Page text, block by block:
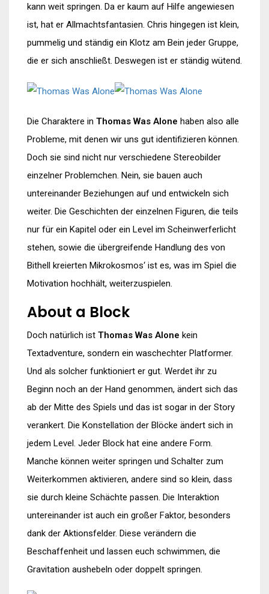
kann weit springen. Da er kaum auf Hilfe angewiesen
ist, hat er Allmachtsfantasien. Chris hingegen ist klein,
pummelig und ständig ein Klotz am Bein jeder Gruppe,
die er sich anschließt. Deswegen ist er ständig wütend.
Die Charaktere in Thomas Was Alone haben also alle
Probleme, mit denen wir uns gut identifizieren können.
Doch sie sind nicht nur verschiedene Stereobilder
einzelner Problemchen. Nein, sie bauen auch
untereinander Beziehungen auf und entwickeln sich
weiter. Die Geschichten der einzelnen Figuren, die teils
nur für ein Kapitel oder ein Level im Scheinwerferlicht
stehen, sowie die übergreifende Handlung des von
Bithell kreierten Mikrokosmos‘ ist es, was im Spiel die
Motivation hochhält, weiterzuspielen.
About a Block
Doch natürlich ist Thomas Was Alone kein
Textadventure, sondern ein waschechter Platformer.
Und als solcher funktioniert er gut. Werdet ihr zu
Beginn noch an der Hand genommen, ändert sich das
ab der Mitte des Spiels und das ist sogar in der Story
verankert. Die Konstellation der Blöcke ändert sich in
jedem Level. Jeder Block hat eine andere Form.
Manche können weiter springen und Schalter zum
Weiterkommen aktivieren, andere sind so klein, dass
sie durch kleine Schächte passen. Die Interaktion
untereinander ist auch ein großer Faktor, besonders
dank der Aktionsfelder. Diese verändern die
Beschaffenheit und lassen euch schwimmen, die
Gravitation aushebeln oder doppelt springen.